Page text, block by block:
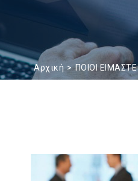
Αρχική ΠΟΙΟΙ ΕΙΜΑΣΤΕ